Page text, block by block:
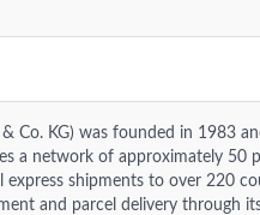
Co. KG) was founded in 1983
a network of approximately 50
shipments to over 220
and parcel delivery through